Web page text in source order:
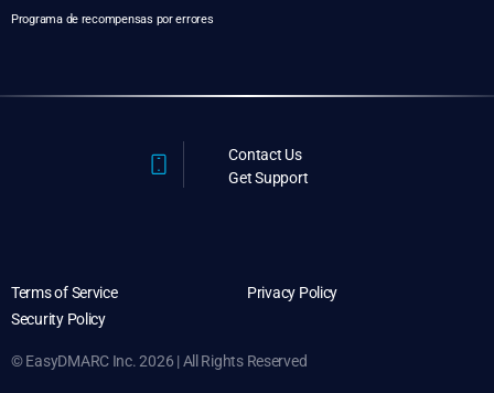
Programa de recompensas por errores
Contact Us
Get Support
Terms of Service
Privacy Policy
Security Policy
© EasyDMARC Inc. 2026 | All Rights Reserved